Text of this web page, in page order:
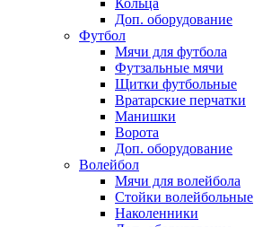
Кольца
Доп. оборудование
Футбол
Мячи для футбола
Футзальные мячи
Щитки футбольные
Вратарские перчатки
Манишки
Ворота
Доп. оборудование
Волейбол
Мячи для волейбола
Стойки волейбольные
Наколенники